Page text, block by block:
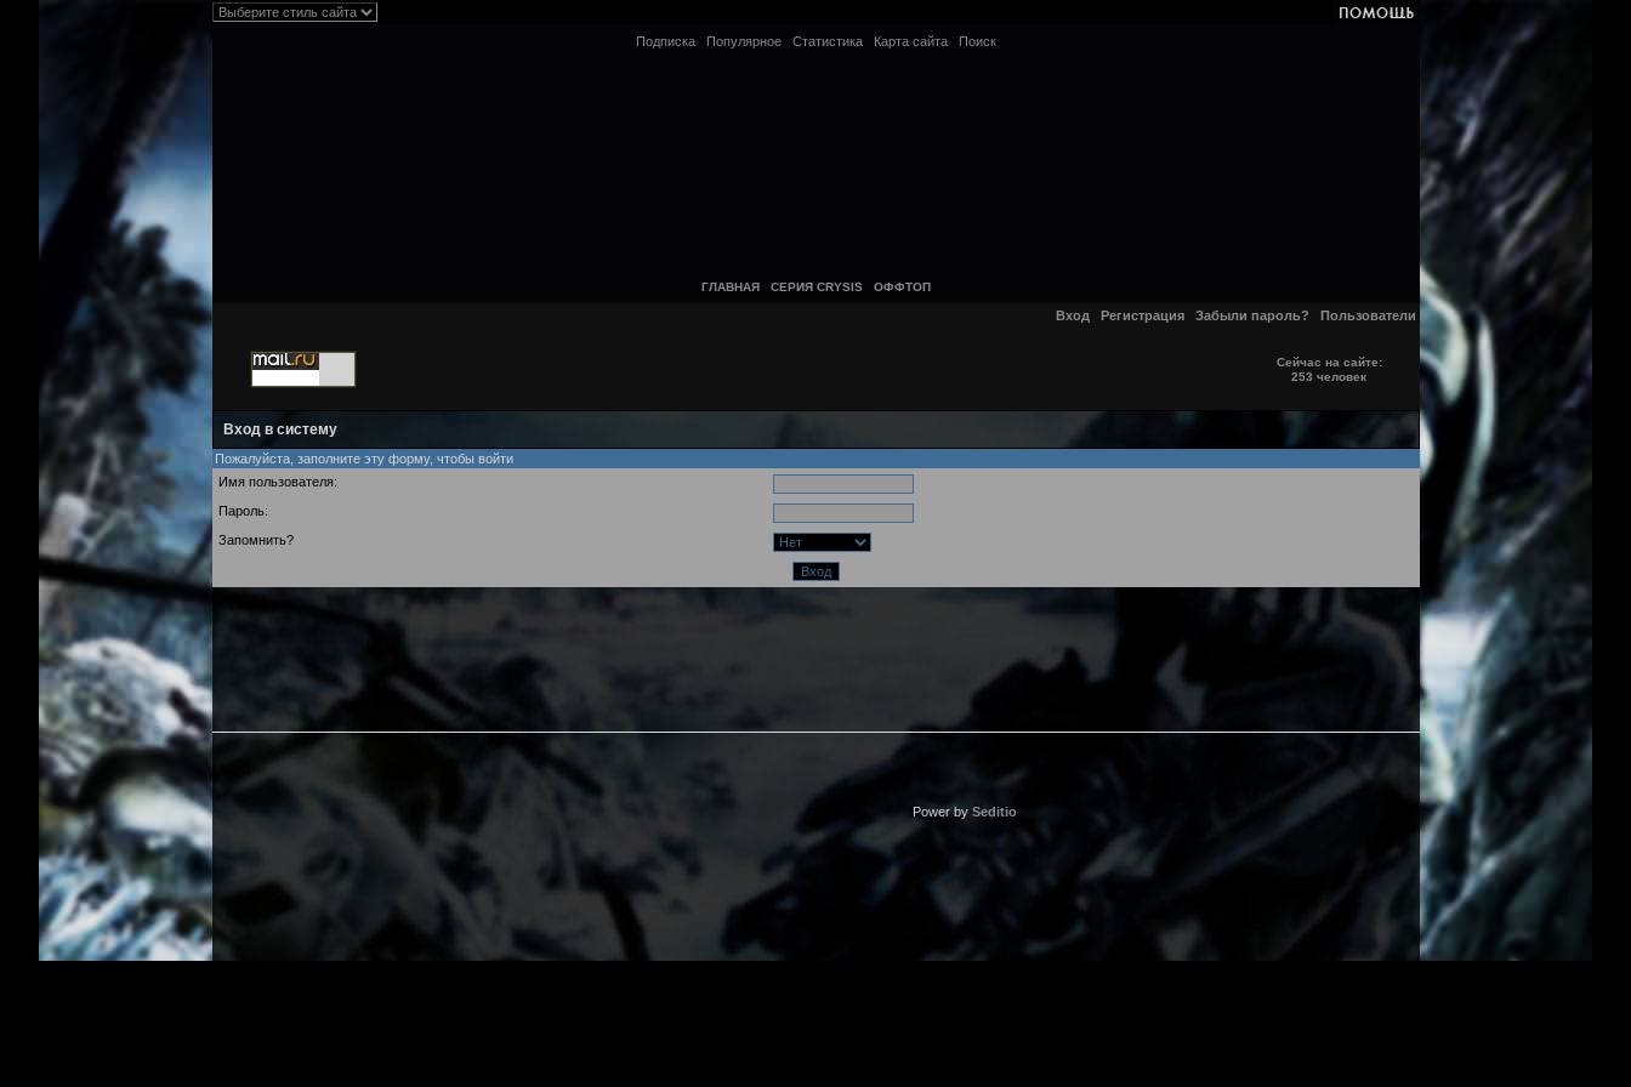
Подписка Популярное Статистика Карта сайта Поиск
ГЛАВНАЯ СЕРИЯ CRYSIS ОФФТОП
Вход Регистрация Забыли пароль? Пользователи
Сейчас на сайте:
253 человек
Вход в систему
Пожалуйста, заполните эту форму, чтобы войти
Имя пользователя:
Пароль:
Запомнить?
Power by Seditio